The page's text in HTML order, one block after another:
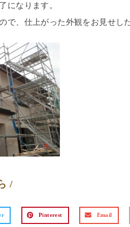
になります。
で、仕上がった外観をお見せし
/
Pinterest Email